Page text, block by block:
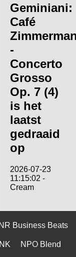
Geminiani:
Café
-
Concerto
Grosso
Op. 7 (4)
is het
laatst
gedraaid
op
2026-07-23
11:15:02 -
Cream
Business Beats
NPO Blend